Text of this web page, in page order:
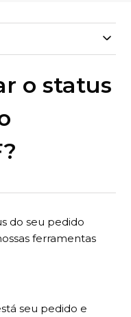
o status
do seu pedido
ferramentas
seu pedido e